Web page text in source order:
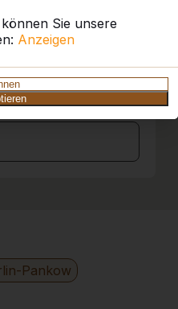
Sie unsere
Anzeigen
15-11-2017
und zuverlässig in
Sein Können
bei der
Pankow